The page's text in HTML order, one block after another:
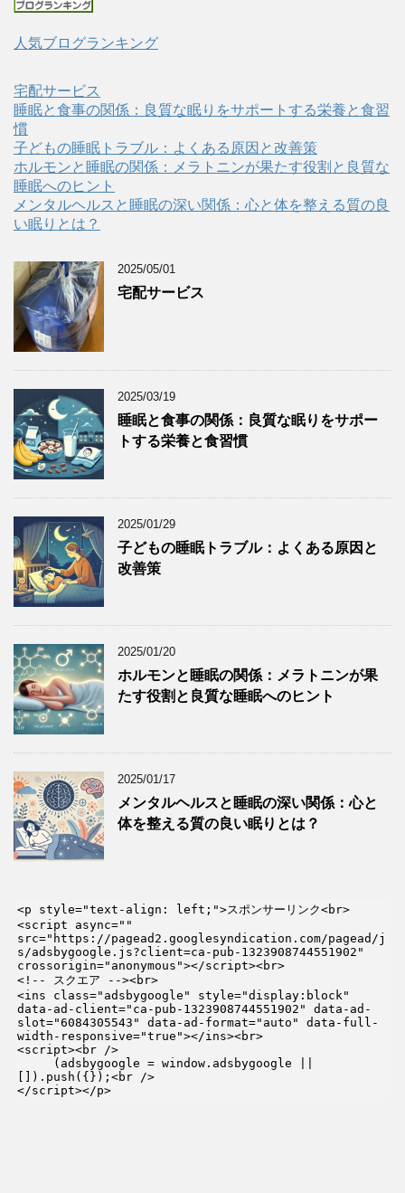
人気ブログランキング
宅配サービス
睡眠と食事の関係：良質な眠りをサポートする栄養と食習
慣
子どもの睡眠トラブル：よくある原因と改善策
ホルモンと睡眠の関係：メラトニンが果たす役割と良質な
睡眠へのヒント
メンタルヘルスと睡眠の深い関係：心と体を整える質の良
い眠りとは？
2025/05/01
宅配サービス
2025/03/19
睡眠と食事の関係：良質な眠りをサポー
トする栄養と食習慣
2025/01/29
子どもの睡眠トラブル：よくある原因と
改善策
2025/01/20
ホルモンと睡眠の関係：メラトニンが果
たす役割と良質な睡眠へのヒント
2025/01/17
メンタルヘルスと睡眠の深い関係：心と
体を整える質の良い眠りとは？
<p style="text-align: left;">スポンサーリンク<br>
<script async=""
src="https://pagead2.googlesyndication.com/pagead/j
s/adsbygoogle.js?client=ca-pub-1323908744551902"
crossorigin="anonymous"></script><br>
<!-- スクエア --><br>
<ins class="adsbygoogle" style="display:block"
data-ad-client="ca-pub-1323908744551902" data-ad-
slot="6084305543" data-ad-format="auto" data-full-
width-responsive="true"></ins><br>
<script><br />
[]).push({});<br />
</script></p>